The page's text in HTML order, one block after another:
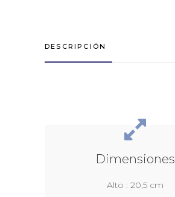
DESCRIPCIÓN
Dimensiones
Alto : 20,5 cm